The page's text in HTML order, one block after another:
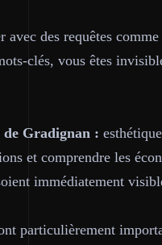
des requêtes comme
clés, vous êtes
de Gradignan :
et comprendre les
immédiatement
particulièrement